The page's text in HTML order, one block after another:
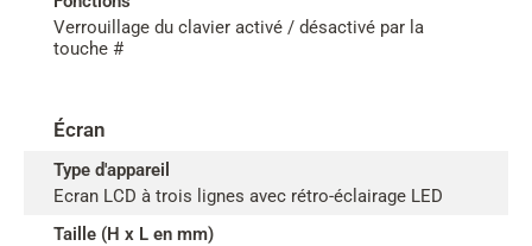
Verrouillage du clavier activé / désactivé par la
touche #
Écran
Type d'appareil
Ecran LCD à trois lignes avec rétro-éclairage LED
Taille (H x L en mm)